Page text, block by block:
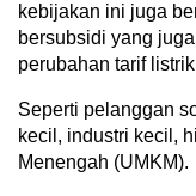
kebijakan ini juga
bersubsidi yang
perubahan tarif
Seperti pelanggan
kecil, industri kecil,
Menengah (UMKM).